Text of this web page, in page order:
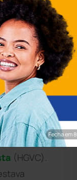
perna
o
sentir
da
(HGVC).
Fecha em